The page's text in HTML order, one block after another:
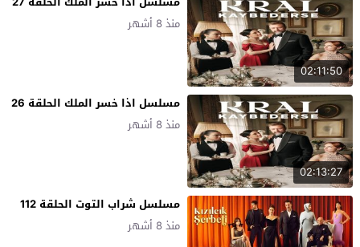
02:11:50
منذ 8 أشهر
02:13:27
مسلسل اذا خسر الملك الحلقة 26
منذ 8 أشهر
مسلسل شراب التوت الحلقة 112
منذ 8 أشهر